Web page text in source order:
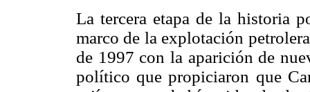
La tercera etapa de la historia
marco de la explotación
de 1997 con la aparición de
político que propiciaron que